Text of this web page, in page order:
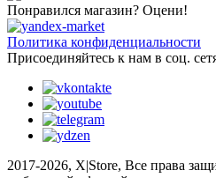
Понравился магазин? Оцени!
Политика конфиденциальности
Присоединяйтесь к нам в соц.
2017-2026, X|Store, Все права